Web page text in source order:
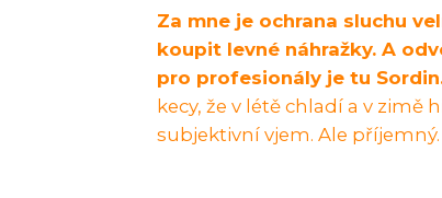
Za mne je ochrana sluchu
koupit levné náhražky. A
pro profesionály je tu
kecy, že v létě chladí a v zimě
subjektivní vjem. Ale příjemný.